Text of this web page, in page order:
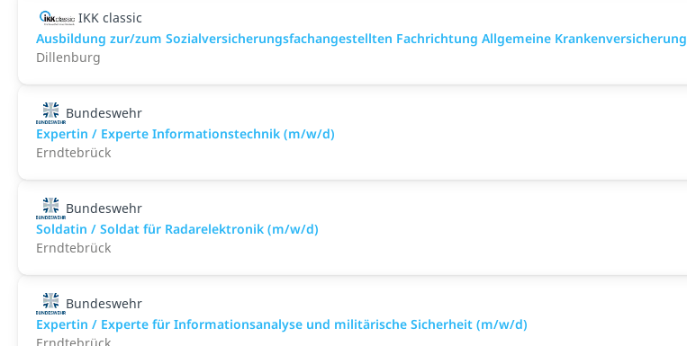
IKK classic
Aus­bild­ung zur/zum Sozial­versicher­ungs­fach­angestellten­ Fach­richtung All­gemeine Kranken­versicher­ung
Dillenburg
Bundeswehr
Expertin / Experte Informationstechnik (m/w/d)
Erndtebrück
Bundeswehr
Soldatin / Soldat für Radarelektronik (m/w/d)
Erndtebrück
Bundeswehr
Expertin / Experte für Informationsanalyse und militärische Sicherheit (m/w/d)